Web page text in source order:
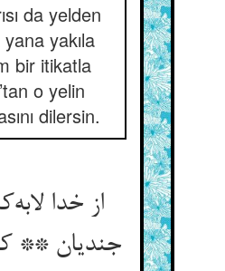
da yelden
yakıla
bir itikatla
o yelin
dilersin.
از خدا
جندیان **